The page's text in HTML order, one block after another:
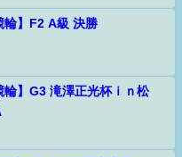
輪】F2 A級 決勝
】G3 滝澤正光杯ｉｎ松